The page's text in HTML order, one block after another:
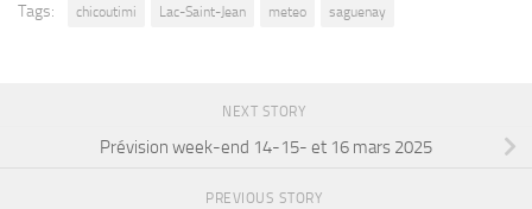
Tags: chicoutimi Lac-Saint-Jean meteo saguenay
NEXT STORY
Prévision week-end 14-15- et 16 mars 2025
PREVIOUS STORY